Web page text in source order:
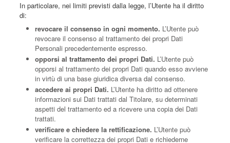
In particolare, nei limiti previsti dalla legge, l’Utente ha il diritto
di:
revocare il consenso in ogni momento. L’Utente può
revocare il consenso al trattamento dei propri Dati
Personali precedentemente espresso.
opporsi al trattamento dei propri Dati. L’Utente può
opporsi al trattamento dei propri Dati quando esso avviene
in virtù di una base giuridica diversa dal consenso.
accedere ai propri Dati. L’Utente ha diritto ad ottenere
informazioni sui Dati trattati dal Titolare, su determinati
aspetti del trattamento ed a ricevere una copia dei Dati
trattati.
verificare e chiedere la rettificazione. L’Utente può
verificare la correttezza dei propri Dati e richiederne